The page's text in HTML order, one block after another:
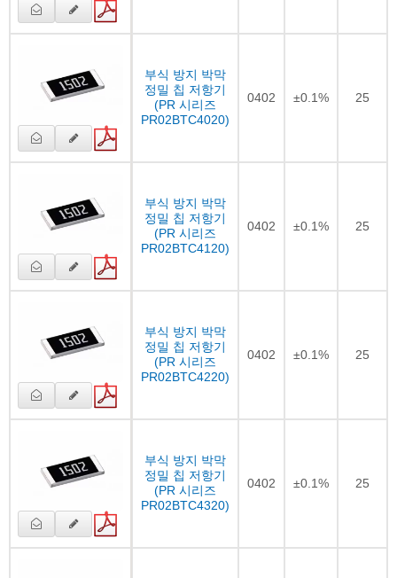
부식 방지 박막
정밀 칩 저항기
(PR 시리즈
PR02BTC4020)
0402 ±0.1% 25
부식 방지 박막
정밀 칩 저항기
(PR 시리즈
PR02BTC4120)
0402 ±0.1% 25
부식 방지 박막
정밀 칩 저항기
(PR 시리즈
PR02BTC4220)
0402 ±0.1% 25
부식 방지 박막
정밀 칩 저항기
(PR 시리즈
PR02BTC4320)
0402 ±0.1% 25